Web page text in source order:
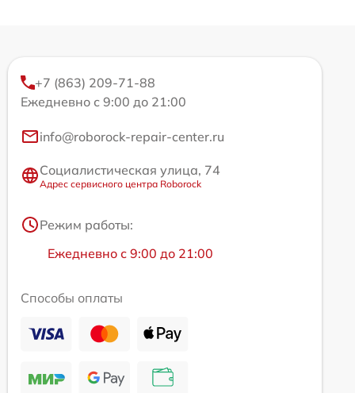
+7 (863) 209-71-88
Ежедневно с 9:00 до 21:00
info@roborock-repair-center.ru
Социалистическая улица, 74
Адрес сервисного центра Roborock
Режим работы:
Ежедневно с 9:00 до 21:00
Способы оплаты